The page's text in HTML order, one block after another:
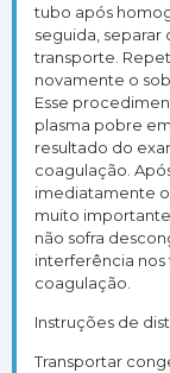
tubo após
seguida,
transporte.
novamente o
Esse
plasma pobre
resultado do
coagulação.
imediatamente o
muito
não sofra
interferência
coagulação.
Instruções de
Transportar